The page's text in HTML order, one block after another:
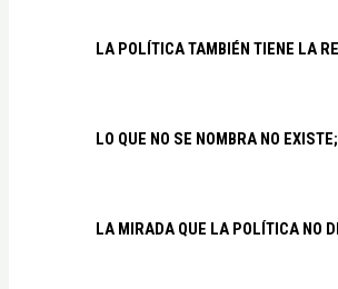
LA POLÍTICA TAMBIÉN TIENE LA
LO QUE NO SE NOMBRA NO
LA MIRADA QUE LA POLÍTICA NO